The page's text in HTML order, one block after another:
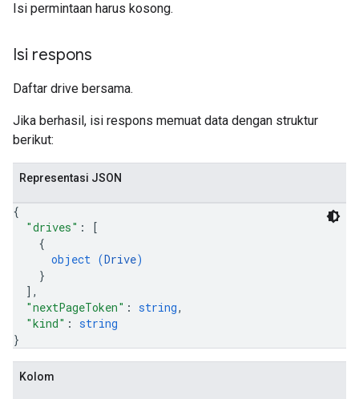
Isi permintaan harus kosong.
Isi respons
Daftar drive bersama.
Jika berhasil, isi respons memuat data dengan struktur
berikut:
Representasi JSON
{
"drives" :
[
{
object (Drive)
}
] ,
"nextPageToken" : string,
"kind" : string
}
Kolom